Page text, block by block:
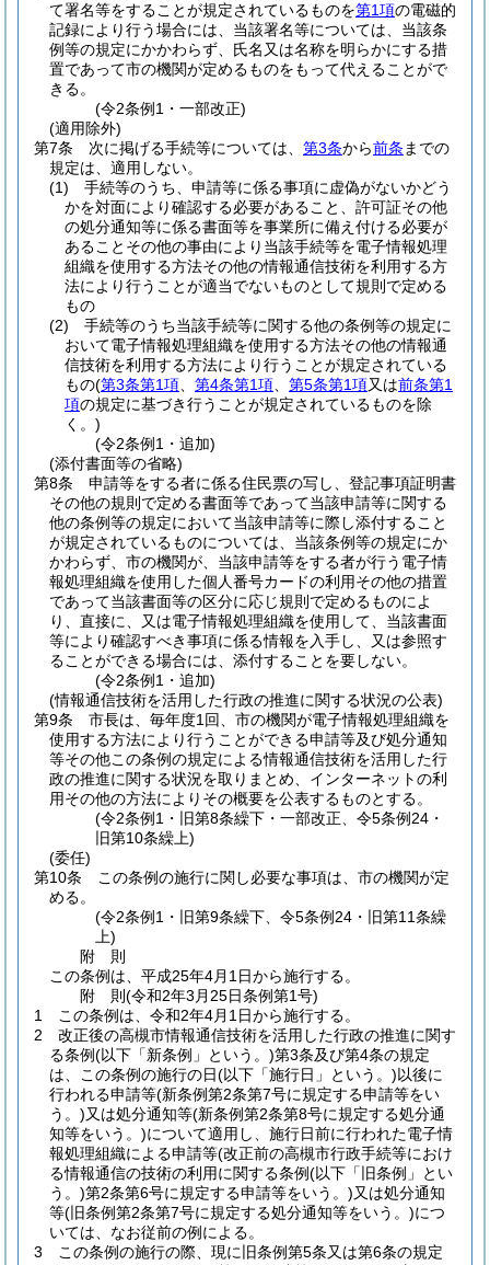
て署名等をすることが規定されているものを第1項の電磁的
記録により行う場合には、当該署名等については、当該条
例等の規定にかかわらず、氏名又は名称を明らかにする措
置であって市の機関が定めるものをもって代えることがで
きる。
(令2条例1・一部改正)
(適用除外)
第7条
次に掲げる手続等については、 第3条から前条 までの
規定は、適用しない。
(1)
手続等のうち、申請等に係る事項に虚偽がないかどう
かを対面により確認する必要があること、許可証その他
の処分通知等に係る書面等を事業所に備え付ける必要が
あることその他の事由により当該手続等を電子情報処理
組織を使用する方法その他の情報通信技術を利用する方
法により行うことが適当でないものとして規則で定める
もの
(2)
手続等のうち当該手続等に関する他の条例等の規定に
おいて電子情報処理組織を使用する方法その他の情報通
信技術を利用する方法により行うことが規定されている
もの(第3条第1項 第4条第1項 第5条第1項又は前条第1
項の規定に基づき行うことが規定されているものを除
く。)
(令2条例1・追加)
(添付書面等の省略)
第8条
申請等をする者に係る住民票の写し、登記事項証明書
その他の規則で定める書面等であって当該申請等に関する
他の条例等の規定において当該申請等に際し添付すること
が規定されているものについては、当該条例等の規定にか
かわらず、市の機関が、当該申請等をする者が行う電子情
報処理組織を使用した個人番号カードの利用その他の措置
であって当該書面等の区分に応じ規則で定めるものによ
り、直接に、又は電子情報処理組織を使用して、当該書面
等により確認すべき事項に係る情報を入手し、又は参照す
ることができる場合には、添付することを要しない。
(令2条例1・追加)
(情報通信技術を活用した行政の推進に関する状況の公表)
第9条
市長は、毎年度1回、市の機関が電子情報処理組織を
使用する方法により行うことができる申請等及び処分通知
等その他この条例の規定による情報通信技術を活用した行
政の推進に関する状況を取りまとめ、インターネットの利
用その他の方法によりその概要を公表するものとする。
(令2条例1・旧第8条繰下・一部改正、令5条例24・
旧第10条繰上)
(委任)
第10条
この条例の施行に関し必要な事項は、市の機関が定
める。
(令2条例1・旧第9条繰下、令5条例24・旧第11条繰
上)
附 則
この条例は、平成25年4月1日から施行する。
附 則(令和2年3月25日条例第1号)
1
この条例は、令和2年4月1日から施行する。
2
改正後の高槻市情報通信技術を活用した行政の推進に関す
る条例(以下「新条例」という。)第3条及び第4条の規定
は、この条例の施行の日(以下「施行日」という。)以後に
行われる申請等(新条例第2条第7号に規定する申請等をい
う。)又は処分通知等(新条例第2条第8号に規定する処分通
知等をいう。)について適用し、施行日前に行われた電子情
報処理組織による申請等(改正前の高槻市行政手続等におけ
る情報通信の技術の利用に関する条例(以下「旧条例」とい
う。)第2条第6号に規定する申請等をいう。)又は処分通知
等(旧条例第2条第7号に規定する処分通知等をいう。)につ
いては、なお従前の例による。
3
この条例の施行の際、現に旧条例第5条又は第6条の規定